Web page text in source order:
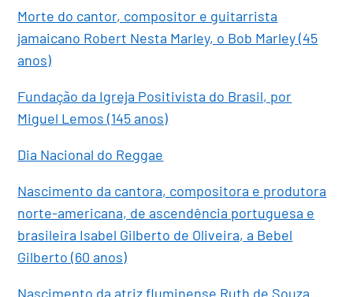
Morte do cantor, compositor e guitarrista
jamaicano Robert Nesta Marley, o Bob Marley (45
anos)
Fundação da Igreja Positivista do Brasil, por
Miguel Lemos (145 anos)
Dia Nacional do Reggae
Nascimento da cantora, compositora e produtora
norte-americana, de ascendência portuguesa e
brasileira Isabel Gilberto de Oliveira, a Bebel
Gilberto (60 anos)
Nascimento da atriz fluminense Ruth de Souza